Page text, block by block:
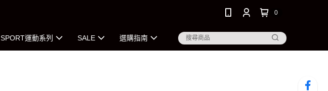
0
SPORT運動系列 SALE 選購指南